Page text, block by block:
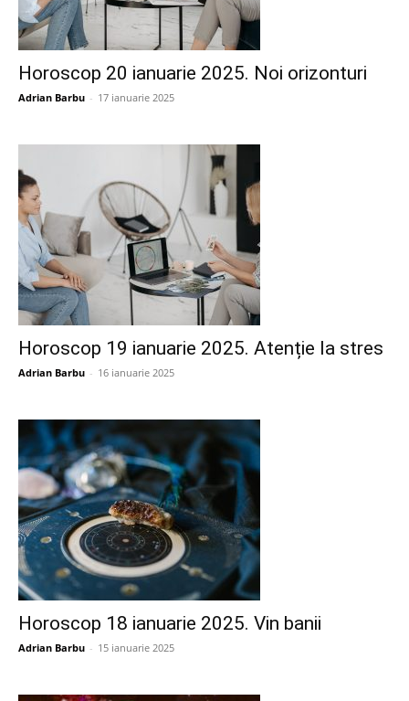
Horoscop 20 ianuarie 2025. Noi orizonturi
Adrian Barbu - 17 ianuarie 2025
Horoscop 19 ianuarie 2025. Atenție la stres
Adrian Barbu - 16 ianuarie 2025
Horoscop 18 ianuarie 2025. Vin banii
Adrian Barbu - 15 ianuarie 2025